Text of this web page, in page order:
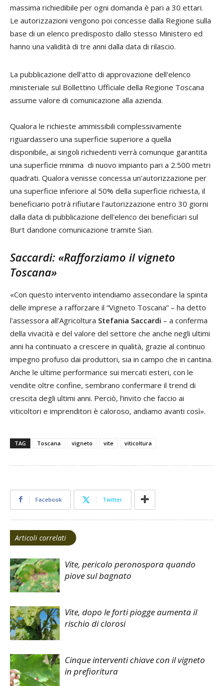
massima richiedibile per ogni domanda è pari a 30 ettari.
Le autorizzazioni vengono poi concesse dalla Regione sulla
base di un elenco predisposto dallo stesso Ministero ed
hanno una validità di tre anni dalla data di rilascio.
La pubblicazione dell'atto di approvazione dell'elenco
ministeriale sul Bollettino Ufficiale della Regione Toscana
assume valore di comunicazione alla azienda.
Qualora le richieste ammissibili complessivamente
riguardassero una superficie superiore a quella
disponibile, ai singoli richiedenti verrà comunque garantita
una superficie minima di nuovo impianto pari a 2.500 metri
quadrati. Qualora venisse concessa un’autorizzazione per
una superficie inferiore al 50% della superficie richiesta, il
beneficiario potrà rifiutare l’autorizzazione entro 30 giorni
dalla data di pubblicazione dell'elenco dei beneficiari sul
Burt dandone comunicazione tramite Sian.
Saccardi: «Rafforziamo il vigneto
Toscana»
«Con questo intervento intendiamo assecondare la spinta
delle imprese a rafforzare il “Vigneto Toscana” – ha detto
l'assessora all’Agricoltura Stefania Saccardi – a conferma
della vivacità e del valore del settore che anche negli ultimi
anni ha continuato a crescere in qualità, grazie al continuo
impegno profuso dai produttori, sia in campo che in cantina.
Anche le ultime performance sui mercati esteri, con le
vendite oltre confine, sembrano confermare il trend di
crescita degli ultimi anni. Perciò, l’invito che faccio ai
viticoltori e imprenditori è caloroso, andiamo avanti così».
TAG Toscana vigneto vite viticoltura
Facebook Twitter
Articoli correlati
Vite, pericolo peronospora quando
piove sul bagnato
Vite, dopo le forti piogge aumenta il
rischio di clorosi
Cinque interventi chiave con il vigneto
in prefioritura